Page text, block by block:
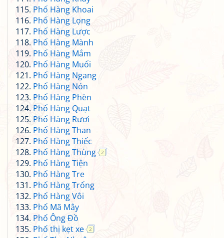
Phố Hàng Khoai
Phố Hàng Lọng
Phố Hàng Lược
Phố Hàng Mành
Phố Hàng Mắm
Phố Hàng Muối
Phố Hàng Ngang
Phố Hàng Nón
Phố Hàng Phèn
Phố Hàng Quạt
Phố Hàng Rươi
Phố Hàng Than
Phố Hàng Thiếc
Phố Hàng Thùng
2
Phố Hàng Tiện
Phố Hàng Tre
Phố Hàng Trống
Phố Hàng Vôi
Phố Mã Mây
Phố Ông Đồ
Phố thị kẹt xe
2